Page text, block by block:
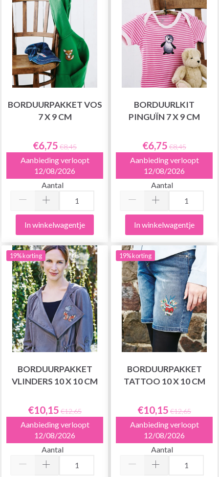
BORDUURPAKKET VOS
7 X 9 CM
€6,75 €8,45
Aanbieding verloopt
12/08/2026
Aantal
In winkelwagentje
BORDUURLKIT
PINGUÏN 7 X 9 CM
€6,75 €8,45
Aanbieding verloopt
12/08/2026
Aantal
In winkelwagentje
19% korting
BORDUURPAKKET
VLINDERS 10 X 10 CM
€10,15 €12,65
Aanbieding verloopt
12/08/2026
Aantal
19% korting
BORDUURPAKKET
TATTOO 10 X 10 CM
€10,15 €12,65
Aanbieding verloopt
12/08/2026
Aantal